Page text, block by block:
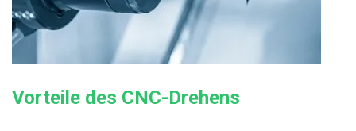
Vorteile des CNC-Drehens